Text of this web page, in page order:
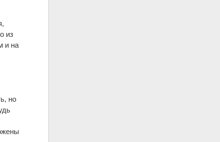
из
и на
но